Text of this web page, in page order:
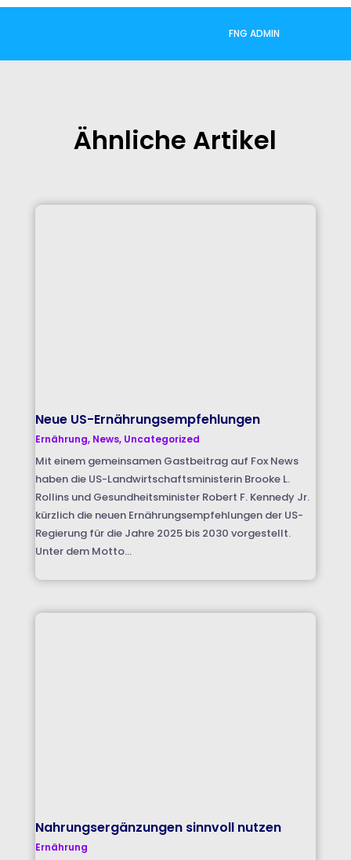
FNG ADMIN
Ähnliche Artikel
Neue US-Ernährungsempfehlungen
Ernährung, News, Uncategorized
Mit einem gemeinsamen Gastbeitrag auf Fox News
haben die US-Landwirtschaftsministerin Brooke L.
Rollins und Gesundheitsminister Robert F. Kennedy Jr.
kürzlich die neuen Ernährungsempfehlungen der US-
Regierung für die Jahre 2025 bis 2030 vorgestellt.
Unter dem Motto...
Nahrungsergänzungen sinnvoll nutzen
Ernährung